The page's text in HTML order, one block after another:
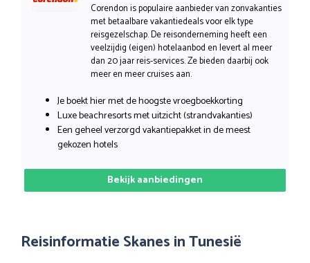
Corendon is populaire aanbieder van zonvakanties
met betaalbare vakantiedeals voor elk type
reisgezelschap. De reisonderneming heeft een
veelzijdig (eigen) hotelaanbod en levert al meer
dan 20 jaar reis-services. Ze bieden daarbij ook
meer en meer cruises aan.
Je boekt hier met de hoogste vroegboekkorting
Luxe beachresorts met uitzicht (strandvakanties)
Een geheel verzorgd vakantiepakket in de meest
gekozen hotels
Bekijk aanbiedingen
Reisinformatie Skanes in Tunesië